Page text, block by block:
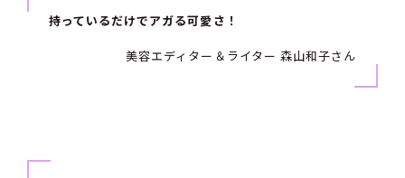
持っているだけでアガる可愛さ！
美容エディター＆ライター 森山和子さん